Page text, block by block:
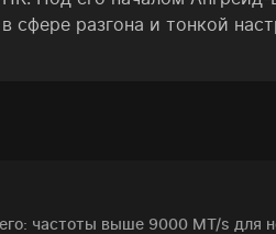
разгона и тонкой
частоты выше 9000 MT/s для